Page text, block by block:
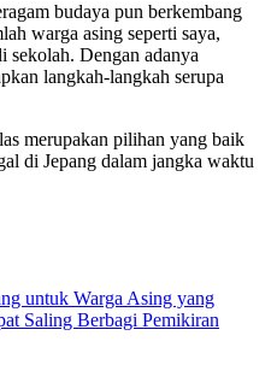
budaya pun berkembang
warga asing seperti saya,
sekolah. Dengan adanya
langkah-langkah serupa
merupakan pilihan yang baik
di Jepang dalam jangka waktu
untuk Warga Asing yang
Saling Berbagi Pemikiran